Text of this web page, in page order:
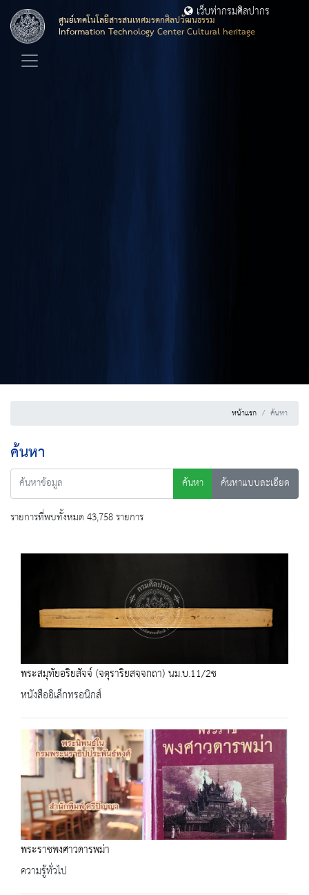
ศูนย์เทคโนโลยีสารสนเทศมรดกศิลปวัฒนธรรม
Information Technology Center Cultural heritage
เว็บท่ากรมศิลปากร
หน้าแรก ค้นหา
ค้นหา
ค้นหา
ค้นหาแบบละเอียด
รายการที่พบทั้งหมด 43,758 รายการ
พระสมุทัยอริยสัจจ์ (จตุราริยสจฺจกถา) นม.บ.11/2ช
หนังสืออิเล็กทรอนิกส์
พระราชพงศาวดารพม่า
ความรู้ทั่วไป